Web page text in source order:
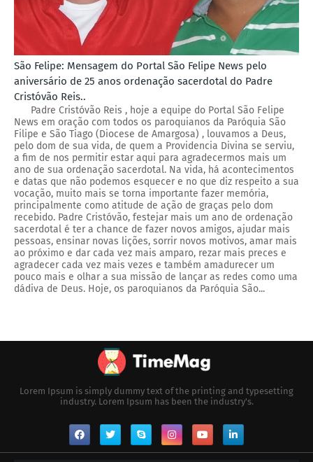
São Felipe: Mensagem do Portal São Felipe News pelo
aniversário de 25 anos ordenação sacerdotal do Padre
Cristóvão Reis..
Padre Cristóvão Reis , hoje a equipe do Portal São Felipe
News em oração com todos os paroquianos da Paróquia São
Filipe e São Tiago (Diocese de Amargosa) , louvamos a Deus,
pelo dom de sua vida, de quem a Providencia Divina se serviu,
a fim de nos permitir estar aqui para agradecermos mais um
ano de sua ordenação sacerdotal. Na vida, há acontecimentos
e datas que não podemos esquecer e no que diz respeito a sua
vocação, muito mais se torna importante fazer memória,
principalmente como atitude de ação de graças pelo dom
recebido. Padre Cristóvão, festejar mais um ano de ordenação
sacerdotal é ter a chance de fazer novos amigos, ajudar mais
pessoas, ensinar novas lições, sorrir novos motivos, amar mais
ao próximo e dar cada vez mais amparo, rezar mais preces e
agradecer cada vez mais vezes e também amadurecer um
pouco mais e olhar a sua missão de lançar as redes como uma
dádiva de Deus. Hoje, os paroquianos da Paróquia São...
Lorem Ipsum is simply dummy text of the printing and typesetting
industry. Lorem Ipsum has been the industry's.